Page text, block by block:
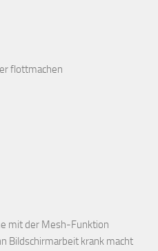
flottmachen
mit der Mesh-Funktion
Bildschirmarbeit krank macht